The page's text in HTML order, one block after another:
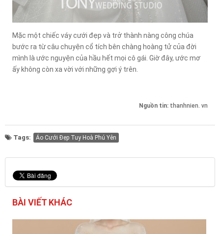
Mặc một chiếc váy cưới đẹp và trở thành nàng công chúa
bước ra từ câu chuyện cổ tích bên chàng hoàng tử của đời
mình là ước nguyện của hầu hết mọi cô gái. Giờ đây, ước mơ
ấy không còn xa vời với những gợi ý trên.
Nguồn tin: thanhnien. vn
Tags: Áo Cưới Đẹp Tuy Hoà Phú Yên
BÀI VIẾT KHÁC